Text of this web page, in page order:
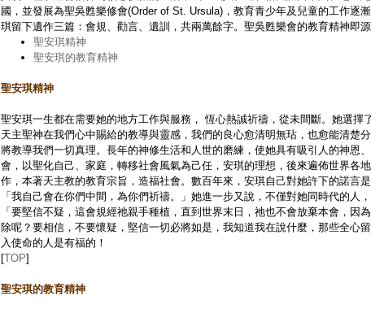
國，並發展為聖吳甦樂修會(Order of St. Ursula)，教育青少年及兒童的工作逐
琪留下遺作三篇：會規、勸言、遺訓，共兩萬餘字。聖吳甦樂會的教育精神即源
聖安琪精神
聖安琪的教育精神
聖安琪精神
聖安琪一生都在需要她的地方工作與服務， 恆心熱誠祈禱，從未間斷。她選擇
天主聖神在我們心中賜給的教導與靈感，我們的良心愈清明無玷，也愈能清楚
將教導我們一切真理。長年的神修生活和人世的磨練，使她具有吸引人的神恩
會，以聖化自己、家庭，轉移社會風氣為己任，安琪的理想，後來遍佈世界各
作，本著天主教的教育宗旨，造福社會。數百年來，安琪自己對她許下的諾言
「我自己會在你們中間，為你們祈禱。」她進一步又說，不僅對她同時代的人
「要堅信不疑，這會規經祂親手種植，直到世界末日，祂也不會放棄本會，因
除呢？要相信，不要懷疑，堅信一切必將如是，我知道我在說什麼，那些全心
入使命的人是有福的！
[TOP]
聖安琪的教育精神